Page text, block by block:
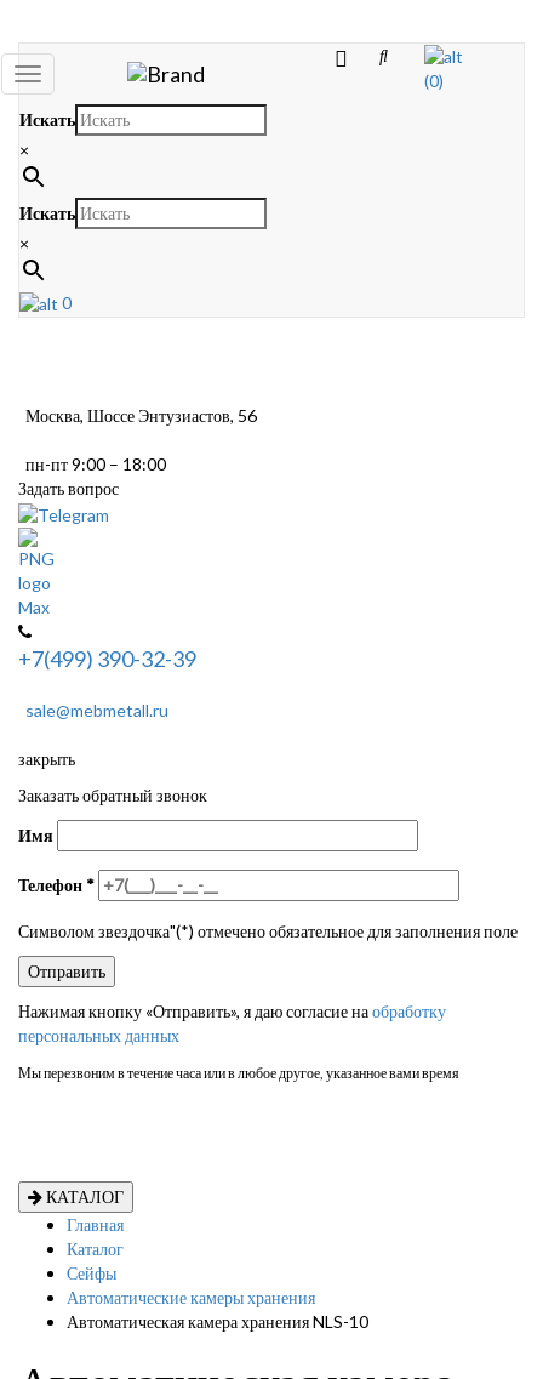
Toggle
navigation
(0)
Искать
×
Искать
×
0
Москва, Шоссе Энтузиастов, 56
пн-пт 9:00 – 18:00
Задать вопрос
+7(499) 390-32-39
sale@mebmetall.ru
закрыть
Заказать обратный звонок
Имя
Телефон *
Символом звездочка"(*) отмечено обязательное для заполнения поле
Нажимая кнопку «Отправить», я даю согласие наобработку
персональных данных
Мы перезвоним в течение часа или в любое другое, указанное вами время
КАТАЛОГ
Главная
Каталог
Сейфы
Автоматические камеры хранения
Автоматическая камера хранения NLS-10